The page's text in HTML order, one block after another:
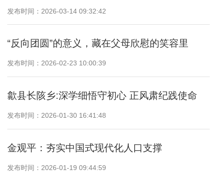
发布时间：2026-03-14 09:32:42
“反向团圆”的意义，藏在父母欣慰的笑容里
发布时间：2026-02-23 10:00:39
歙县长陔乡:深学细悟守初心 正风肃纪践使命
发布时间：2026-01-30 16:41:48
金观平：夯实中国式现代化人口支撑
发布时间：2026-01-19 09:44:59